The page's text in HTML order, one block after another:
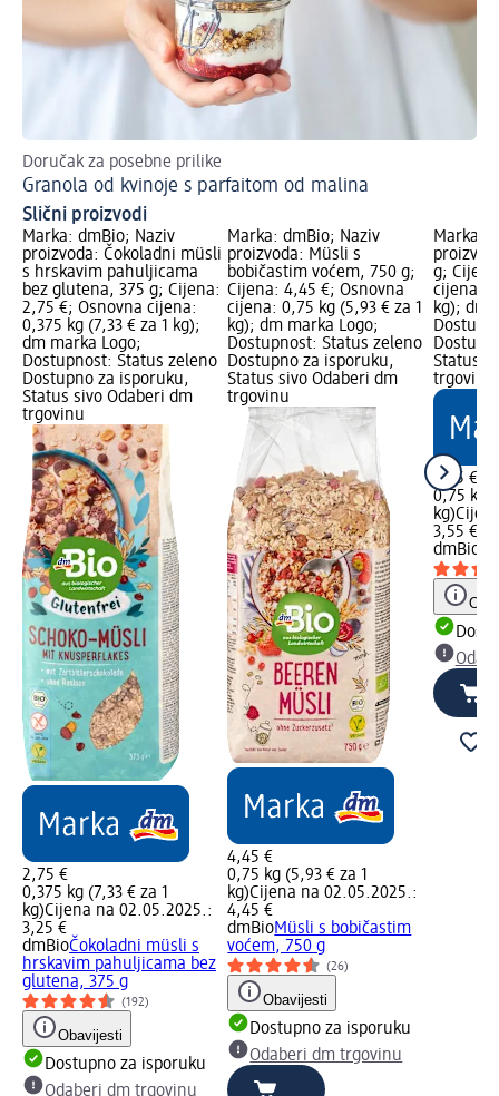
Doručak za posebne prilike
Granola od kvinoje s parfaitom od malina
Slični proizvodi
Marka: dmBio; Naziv
proizvoda: Čokoladni müsli
s hrskavim pahuljicama
bez glutena, 375 g; Cijena:
2,75 €; Osnovna cijena:
0,375 kg (7,33 € za 1 kg);
dm marka Logo;
Dostupnost: Status zeleno
Dostupno za isporuku,
Status sivo Odaberi dm
trgovinu
2,75 €
0,375 kg (7,33 € za 1
kg)Cijena na 02.05.2025.:
3,25 €
dmBioČokoladni müsli s
hrskavim pahuljicama bez
glutena, 375 g
(192)
Obavijesti
Dostupno za isporuku
Odaberi dm trgovinu
Marka: dmBio; Naziv
proizvoda: Müsli s
bobičastim voćem, 750 g;
Cijena: 4,45 €; Osnovna
cijena: 0,75 kg (5,93 € za 1
kg); dm marka Logo;
Dostupnost: Status zeleno
Dostupno za isporuku,
Status sivo Odaberi dm
trgovinu
4,45 €
0,75 kg (5,93 € za 1
kg)Cijena na 02.05.2025.:
4,45 €
dmBioMüsli s bobičastim
voćem, 750 g
(26)
Obavijesti
Dostupno za isporuku
Odaberi dm trgovinu
Marka:
g;
cijena:
kg); dm
Status
trgovinu
3,55 €
0,75 kg
kg)
3,55 €
dmBio